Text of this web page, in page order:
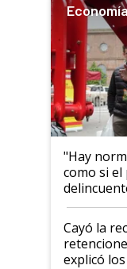
"Hay
como si
al
habló del
Cayó la
explicó